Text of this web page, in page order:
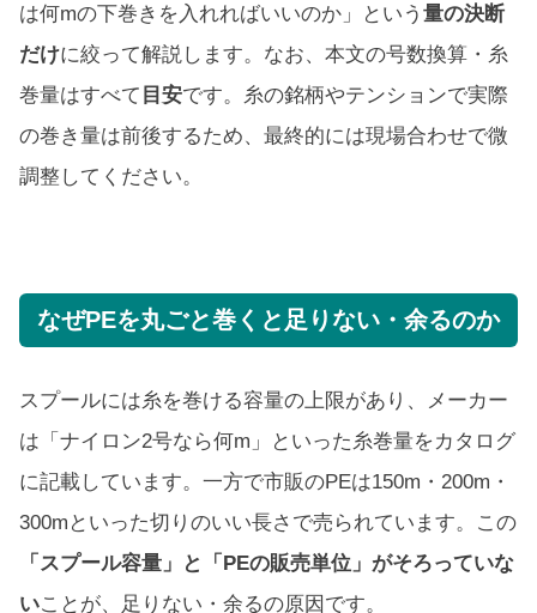
は何mの下巻きを入れればいいのか」という 量の決断
だけに絞って解説します。なお、本文の号数換算・糸
巻量はすべて 目安です。糸の銘柄やテンションで実際
の巻き量は前後するため、最終的には現場合わせで微
調整してください。
なぜPEを丸ごと巻くと足りない・余るのか
スプールには糸を巻ける容量の上限があり、メーカー
は「ナイロン2号なら何m」といった糸巻量をカタログ
に記載しています。一方で市販のPEは150m・200m・
300mといった切りのいい長さで売られています。この
「スプール容量」と「PEの販売単位」がそろっていな
いことが、足りない・余るの原因です。